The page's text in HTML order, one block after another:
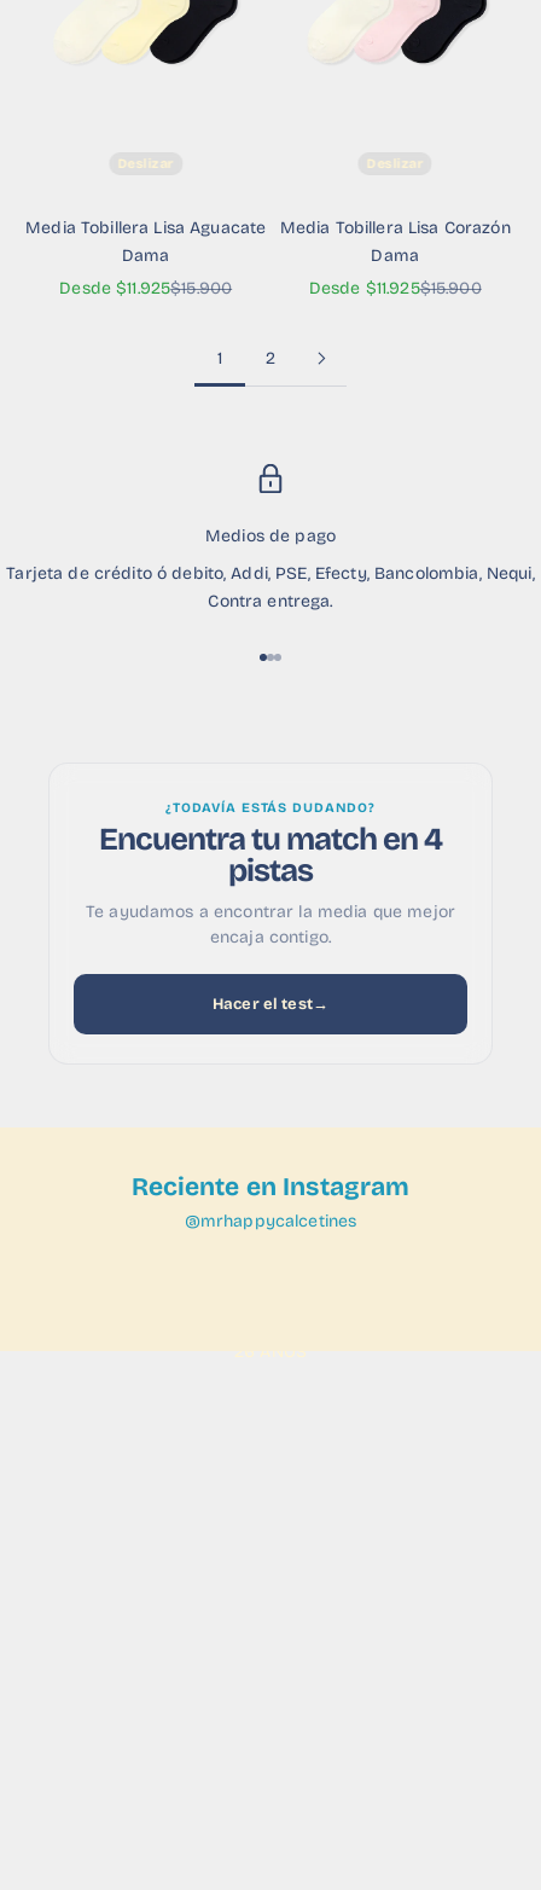
Deslizar
Media Tobillera Lisa Aguacate
Dama
Precio de oferta
Desde $11.925Precio normal
$15.900
Deslizar
Media Tobillera Lisa Corazón
Dama
Precio de oferta
Desde $11.925Precio normal
$15.900
1 2
Medios de pago
Tarjeta de crédito ó debito, Addi, PSE, Efecty, Bancolombia, Nequi,
Contra entrega.
Ir al artículo 1
Ir al artículo 2
Ir al artículo 3
¿TODAVÍA ESTÁS DUDANDO?
Encuentra tu match en 4
pistas
Te ayudamos a encontrar la media que mejor
encaja contigo.
Hacer el test→
Reciente en Instagram
@mrhappycalcetines
26 AÑOS